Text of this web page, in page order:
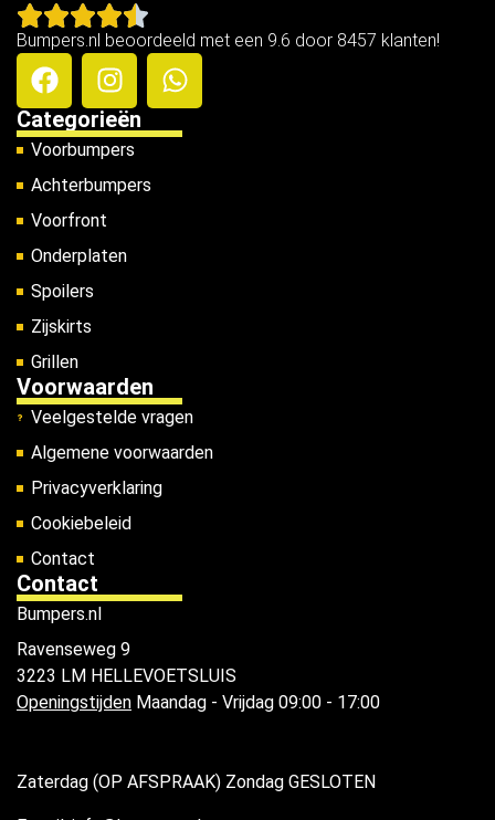
Bumpers.nl beoordeeld met een 9.6 door 8457 klanten!
Categorieën
Voorbumpers
Achterbumpers
Voorfront
Onderplaten
Spoilers
Zijskirts
Grillen
Voorwaarden
Veelgestelde vragen
Algemene voorwaarden
Privacyverklaring
Cookiebeleid
Contact
Contact
Bumpers.nl
Ravenseweg 9
3223 LM HELLEVOETSLUIS
Openingstijden Maandag - Vrijdag 09:00 - 17:00
Zaterdag (OP AFSPRAAK) Zondag GESLOTEN